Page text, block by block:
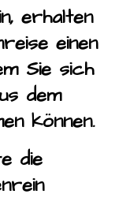
erhalten
einen
Sie sich
dem
können.
die